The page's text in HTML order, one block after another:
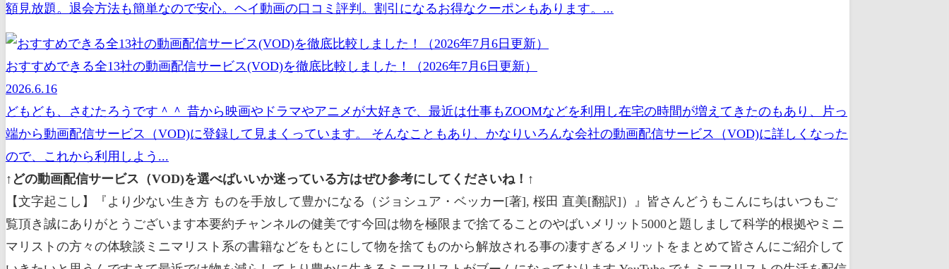
額見放題。退会方法も簡単なので安心。ヘイ動画の口コミ評判。割引になるお得なクーポンもあります。...
おすすめできる全13社の動画配信サービス(VOD)を徹底比較しました！（2026年7月6日更新）
2026.6.16
どもども、さむたろうです＾＾ 昔から映画やドラマやアニメが大好きで、最近は仕事もZOOMなどを利用し在宅の時間が増えてきたのもあり、片っ
端から動画配信サービス（VOD)に登録して見まくっています。 そんなこともあり、かなりいろんな会社の動画配信サービス（VOD)に詳しくなった
ので、これから利用しよう...
↑どの動画配信サービス（VOD)を選べばいいか迷っている方はぜひ参考にしてくださいね！↑
【文字起こし】『より少ない生き方 ものを手放して豊かになる（ジョシュア・ベッカー[著], 桜田 直美[翻訳]）』皆さんどうもこんにちはいつもご
覧頂き誠にありがとうございます本要約チャンネルの健美です今回は物を極限まで捨てることのやばいメリット5000と題しまして科学的根拠やミニ
マリストの方々の体験談ミニマリスト系の書籍などをもとにして物を捨てものから解放される事の凄すぎるメリットをまとめて皆さんにご紹介して